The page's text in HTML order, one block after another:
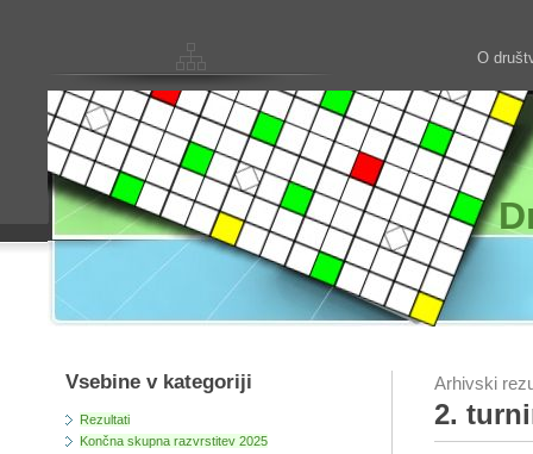
O
Vsebine v kategoriji
Rezultati
Končna skupna razvrstitev 2025
Arhivski
2.